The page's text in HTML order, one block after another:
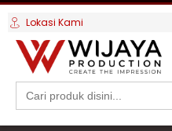
Lokasi Kami
Search
for: